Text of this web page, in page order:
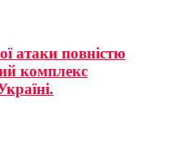
атаки повністю
комплекс